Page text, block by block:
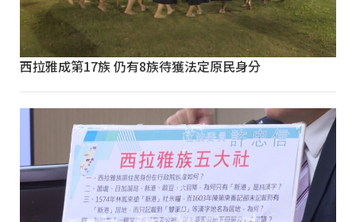
西拉雅成第17族 仍有8族待獲法定原民身分